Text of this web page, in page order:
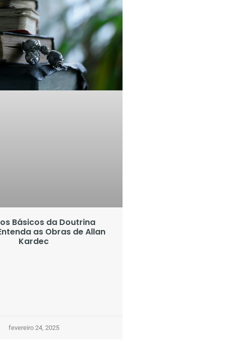
Básicos da Doutrina
as Obras de Allan
Kardec
fevereiro 24, 2025